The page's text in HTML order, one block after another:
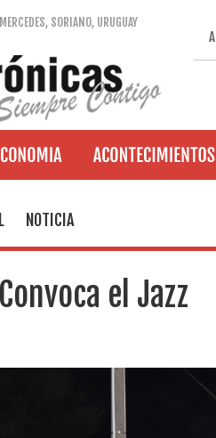
SORIANO, URUGUAY
NOTICIA
el Jazz